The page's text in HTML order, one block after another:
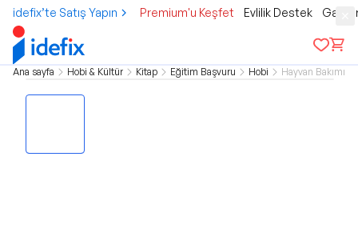
idefix’te Satış Yapın Premium'u Keşfet Evlilik Destek
Ana sayfa Hobi & Kültür Kitap Eğitim Başvuru Hobi Hayvan Bakımı